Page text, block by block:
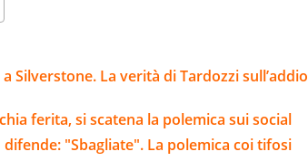
La verità di Tardozzi sull’addio
ferita, si scatena la polemica sui social
"Sbagliate". La polemica coi tifosi